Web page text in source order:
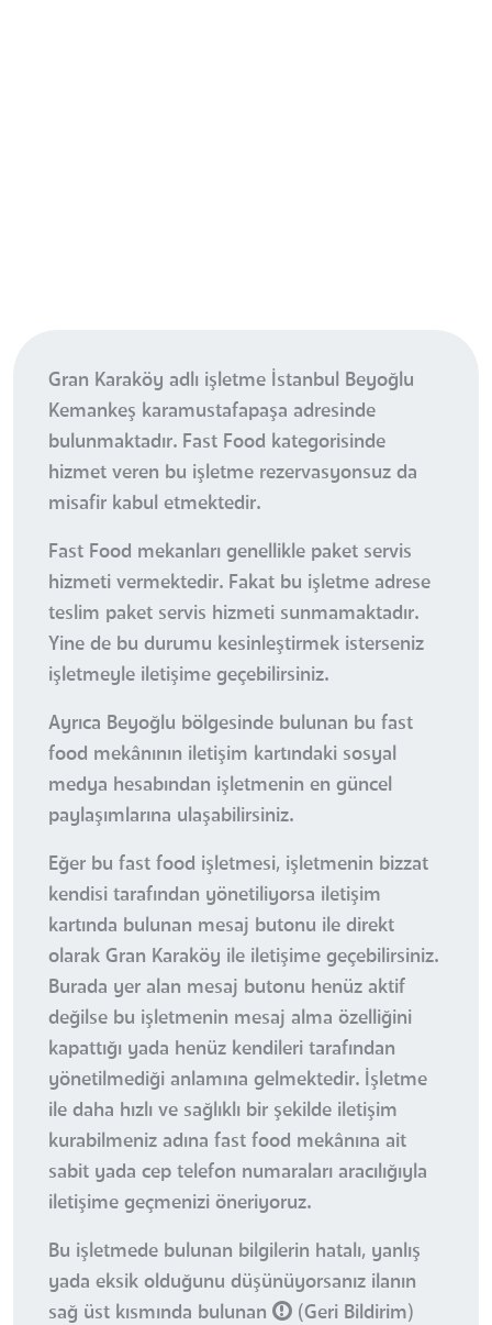
Gran Karaköy adlı işletme İstanbul Beyoğlu
Kemankeş karamustafapaşa adresinde
bulunmaktadır. Fast Food kategorisinde
hizmet veren bu işletme rezervasyonsuz da
misafir kabul etmektedir.
Fast Food mekanları genellikle paket servis
hizmeti vermektedir. Fakat bu işletme adrese
teslim paket servis hizmeti sunmamaktadır.
Yine de bu durumu kesinleştirmek isterseniz
işletmeyle iletişime geçebilirsiniz.
Ayrıca Beyoğlu bölgesinde bulunan bu fast
food mekânının iletişim kartındaki sosyal
medya hesabından işletmenin en güncel
paylaşımlarına ulaşabilirsiniz.
Eğer bu fast food işletmesi, işletmenin bizzat
kendisi tarafından yönetiliyorsa iletişim
kartında bulunan mesaj butonu ile direkt
olarak Gran Karaköy ile iletişime geçebilirsiniz.
Burada yer alan mesaj butonu henüz aktif
değilse bu işletmenin mesaj alma özelliğini
kapattığı yada henüz kendileri tarafından
yönetilmediği anlamına gelmektedir. İşletme
ile daha hızlı ve sağlıklı bir şekilde iletişim
kurabilmeniz adına fast food mekânına ait
sabit yada cep telefon numaraları aracılığıyla
iletişime geçmenizi öneriyoruz.
Bu işletmede bulunan bilgilerin hatalı, yanlış
yada eksik olduğunu düşünüyorsanız ilanın
sağ üst kısmında bulunan
(Geri Bildirim)